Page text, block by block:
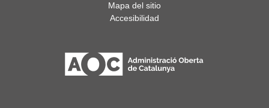
Mapa del sitio
Accesibilidad